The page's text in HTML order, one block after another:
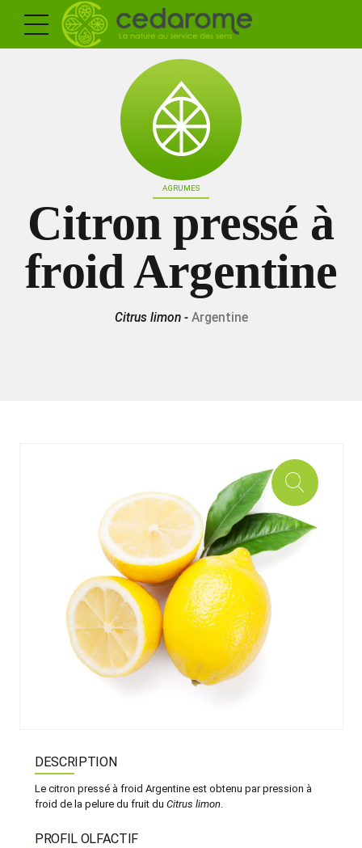
AGRUMES
Citron pressé à
froid Argentine
Citrus limon - Argentine
DESCRIPTION
Le citron pressé à froid Argentine est obtenu par pression à
froid de la pelure du fruit du Citrus limon.
PROFIL OLFACTIF